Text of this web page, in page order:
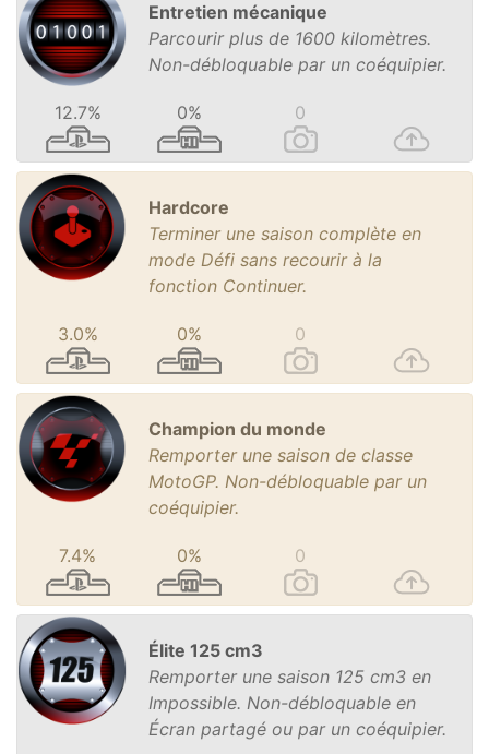
Entretien mécanique
Parcourir plus de 1600 kilomètres.
Non-débloquable par un coéquipier.
12.7% 0% 0
Hardcore
Terminer une saison complète en
mode Défi sans recourir à la
fonction Continuer.
3.0% 0% 0
Champion du monde
Remporter une saison de classe
MotoGP. Non-débloquable par un
coéquipier.
7.4% 0% 0
Élite 125 cm3
Remporter une saison 125 cm3 en
Impossible. Non-débloquable en
Écran partagé ou par un coéquipier.